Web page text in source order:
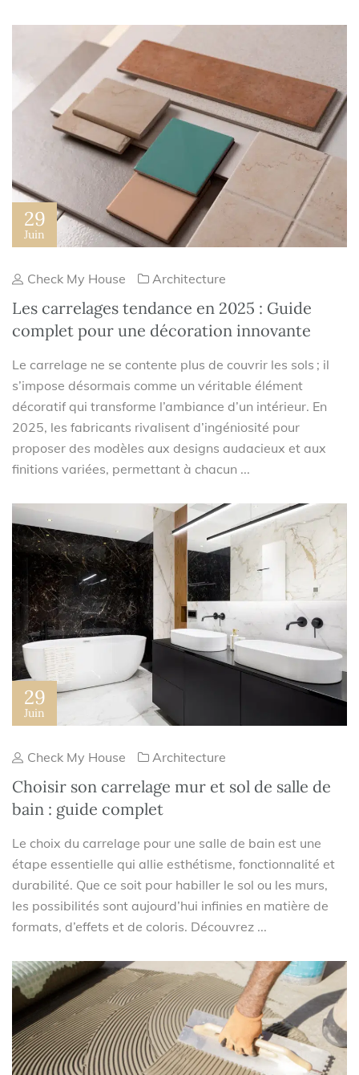
29
Juin
Check My House Architecture
Les carrelages tendance en 2025 : Guide
complet pour une décoration innovante
Le carrelage ne se contente plus de couvrir les sols ; il
s’impose désormais comme un véritable élément
décoratif qui transforme l’ambiance d’un intérieur. En
2025, les fabricants rivalisent d’ingéniosité pour
proposer des modèles aux designs audacieux et aux
finitions variées, permettant à chacun ...
29
Juin
Check My House Architecture
Choisir son carrelage mur et sol de salle de
bain : guide complet
Le choix du carrelage pour une salle de bain est une
étape essentielle qui allie esthétisme, fonctionnalité et
durabilité. Que ce soit pour habiller le sol ou les murs,
les possibilités sont aujourd’hui infinies en matière de
formats, d’effets et de coloris. Découvrez ...